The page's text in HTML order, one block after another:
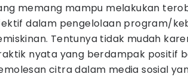
memang mampu melakukan
dalam pengelolaan program/
Tentunya tidak mudah
nyata yang berdampak positif
citra dalam media sosial